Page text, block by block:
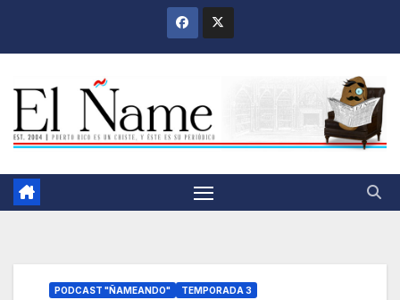
PODCAST "ÑAMEANDO" TEMPORADA 3